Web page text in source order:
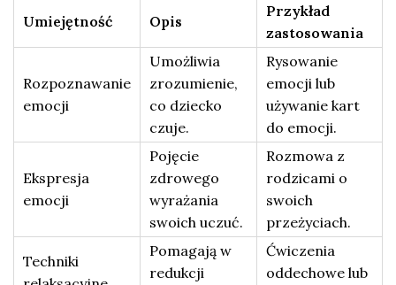
Umiejętność Opis
Przykład
zastosowania
Rozpoznawanie
emocji
Umożliwia
zrozumienie,
co dziecko
czuje.
Rysowanie
emocji lub
używanie kart
do emocji.
Ekspresja
emocji
Pojęcie
zdrowego
wyrażania
swoich uczuć.
Rozmowa z
rodzicami o
swoich
przeżyciach.
Techniki
Pomagają w
redukcji
Ćwiczenia
oddechowe lub